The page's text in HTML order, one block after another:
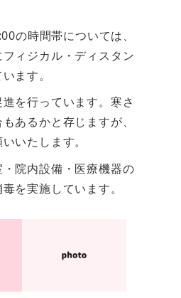
の時間帯については、
ィジカル・ディスタン
ます。
を行っています。寒さ
あるかと存じますが、
いたします。
院内設備・医療機器の
を実施しています。